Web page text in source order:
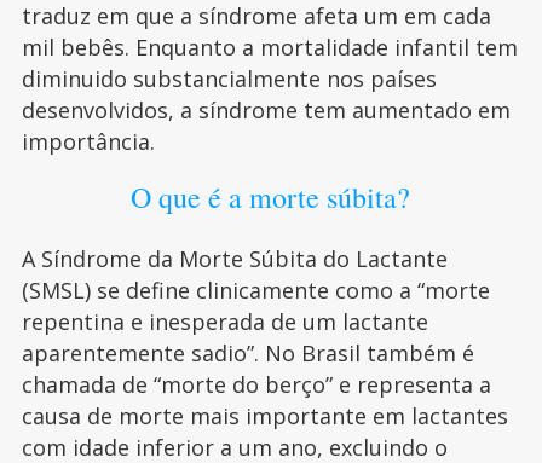
traduz em que a síndrome afeta um em cada
mil bebês. Enquanto a mortalidade infantil tem
diminuido substancialmente nos países
desenvolvidos, a síndrome tem aumentado em
importância.
O que é a morte súbita?
A Síndrome da Morte Súbita do Lactante
(SMSL) se define clinicamente como a “morte
repentina e inesperada de um lactante
aparentemente sadio”. No Brasil também é
chamada de “morte do berço” e representa a
causa de morte mais importante em lactantes
com idade inferior a um ano, excluindo o